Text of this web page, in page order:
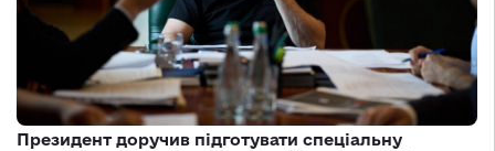
Президент доручив підготувати спеціальну